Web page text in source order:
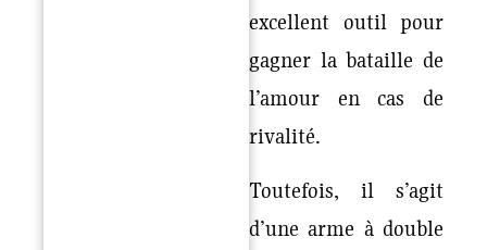
excellent outil pour
gagner la bataille de
l’amour en cas de
rivalité.
Toutefois, il s’agit
d’une arme à double